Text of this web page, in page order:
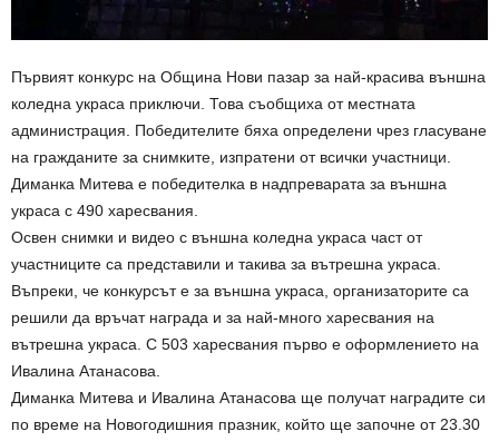
Първият конкурс на Община Нови пазар за най-красива външна
коледна украса приключи. Това съобщиха от местната
администрация. Победителите бяха определени чрез гласуване
на гражданите за снимките, изпратени от всички участници.
Диманка Митева е победителка в надпреварата за външна
украса с 490 харесвания.
Освен снимки и видео с външна коледна украса част от
участниците са представили и такива за вътрешна украса.
Въпреки, че конкурсът е за външна украса, организаторите са
решили да връчат награда и за най-много харесвания на
вътрешна украса. С 503 харесвания първо е оформлението на
Ивалина Атанасова.
Диманка Митева и Ивалина Атанасова ще получат наградите си
по време на Новогодишния празник, който ще започне от 23.30